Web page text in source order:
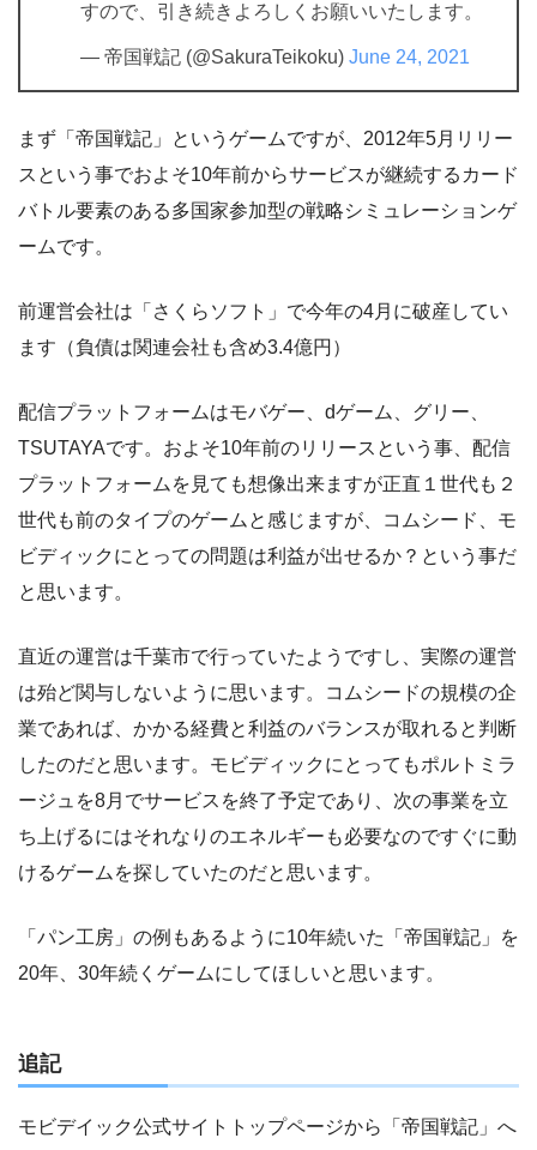
すので、引き続きよろしくお願いいたします。
— 帝国戦記 (@SakuraTeikoku) June 24, 2021
まず「帝国戦記」というゲームですが、2012年5月リリー
スという事でおよそ10年前からサービスが継続するカード
バトル要素のある多国家参加型の戦略シミュレーションゲ
ームです。
前運営会社は「さくらソフト」で今年の4月に破産してい
ます（負債は関連会社も含め3.4億円）
配信プラットフォームはモバゲー、dゲーム、グリー、
TSUTAYAです。およそ10年前のリリースという事、配信
プラットフォームを見ても想像出来ますが正直１世代も２
世代も前のタイプのゲームと感じますが、コムシード、モ
ビディックにとっての問題は利益が出せるか？という事だ
と思います。
直近の運営は千葉市で行っていたようですし、実際の運営
は殆ど関与しないように思います。コムシードの規模の企
業であれば、かかる経費と利益のバランスが取れると判断
したのだと思います。モビディックにとってもポルトミラ
ージュを8月でサービスを終了予定であり、次の事業を立
ち上げるにはそれなりのエネルギーも必要なのですぐに動
けるゲームを探していたのだと思います。
「パン工房」の例もあるように10年続いた「帝国戦記」を
20年、30年続くゲームにしてほしいと思います。
追記
モビデイック公式サイトトップページから「帝国戦記」へ